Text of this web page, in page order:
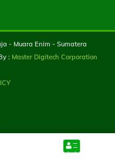
- Muara Enim - Sumatera
: Master Digitech Corporation